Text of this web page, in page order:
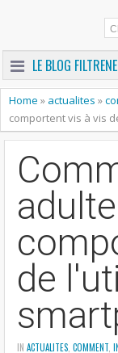
LE BLOG
Home » actualites »
comportent vis à vis
de
IN ACTUALITES COMMENT